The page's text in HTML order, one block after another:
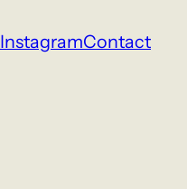
InstagramContact